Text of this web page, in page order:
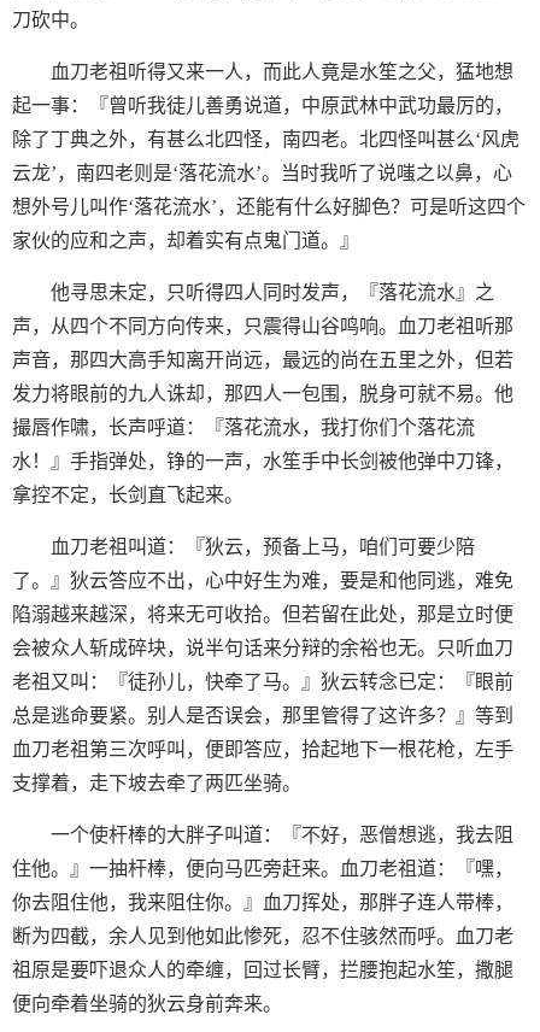
刀砍中。
血刀老祖听得又来一人，而此人竟是水笙之父，猛地想
起一事：『曾听我徒儿善勇说道，中原武林中武功最厉的，
除了丁典之外，有甚么北四怪，南四老。北四怪叫甚么‘风虎
云龙’，南四老则是‘落花流水’。当时我听了说嗤之以鼻，心
想外号儿叫作‘落花流水’，还能有什么好脚色？可是听这四个
家伙的应和之声，却着实有点鬼门道。』
他寻思未定，只听得四人同时发声，『落花流水』之
声，从四个不同方向传来，只震得山谷鸣响。血刀老祖听那
声音，那四大高手知离开尚远，最远的尚在五里之外，但若
发力将眼前的九人诛却，那四人一包围，脱身可就不易。他
撮唇作啸，长声呼道：『落花流水，我打你们个落花流
水！』手指弹处，铮的一声，水笙手中长剑被他弹中刀锋，
拿控不定，长剑直飞起来。
血刀老祖叫道：『狄云，预备上马，咱们可要少陪
了。』狄云答应不出，心中好生为难，要是和他同逃，难免
陷溺越来越深，将来无可收拾。但若留在此处，那是立时便
会被众人斩成碎块，说半句话来分辩的余裕也无。只听血刀
老祖又叫：『徒孙儿，快牵了马。』狄云转念已定：『眼前
总是逃命要紧。别人是否误会，那里管得了这许多？』等到
血刀老祖第三次呼叫，便即答应，拾起地下一根花枪，左手
支撑着，走下坡去牵了两匹坐骑。
一个使杆棒的大胖子叫道：『不好，恶僧想逃，我去阻
住他。』一抽杆棒，便向马匹旁赶来。血刀老祖道：『嘿，
你去阻住他，我来阻住你。』血刀挥处，那胖子连人带棒，
断为四截，余人见到他如此惨死，忍不住骇然而呼。血刀老
祖原是要吓退众人的牵缠，回过长臂，拦腰抱起水笙，撒腿
便向牵着坐骑的狄云身前奔来。